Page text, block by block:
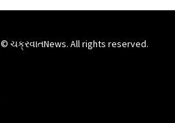
© ચક્રવાતNews. All rights reserved.